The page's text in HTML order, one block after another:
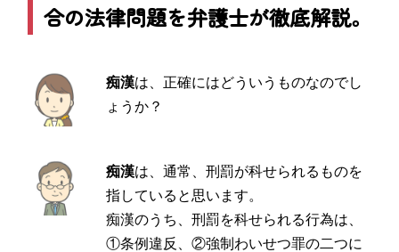
合の法律問題を弁護士が徹底解説。
痴漢は、正確にはどういうものなのでし
ょうか？
痴漢は、通常、刑罰が科せられるものを
指していると思います。
痴漢のうち、刑罰を科せられる行為は、
①条例違反、②強制わいせつ罪の二つに